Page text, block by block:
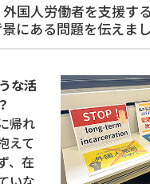
国人労働者を支援す
にある問題を伝えま
な活
帰れ
えて
、在